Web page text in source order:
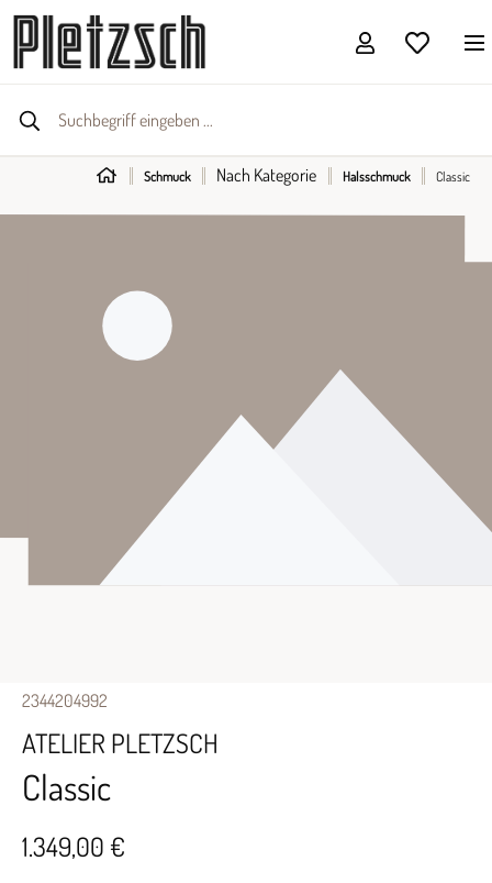
Schmuck Nach Kategorie Halsschmuck Classic
2344204992
ATELIER PLETZSCH
Classic
1.349,00 €